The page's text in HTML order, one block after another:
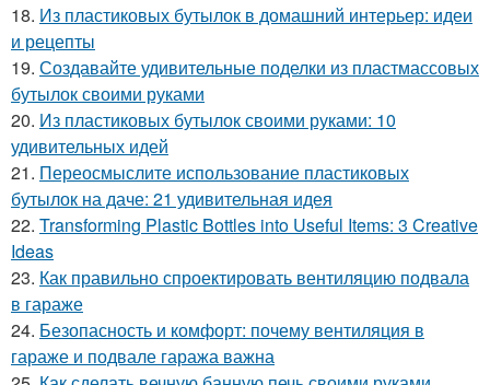
18. Из пластиковых бутылок в домашний интерьер: идеи
и рецепты
19. Создавайте удивительные поделки из пластмассовых
бутылок своими руками
20. Из пластиковых бутылок своими руками: 10
удивительных идей
21. Переосмыслите использование пластиковых
бутылок на даче: 21 удивительная идея
22. Transforming Plastic Bottles into Useful Items: 3 Creative
Ideas
23. Как правильно спроектировать вентиляцию подвала
в гараже
24. Безопасность и комфорт: почему вентиляция в
гараже и подвале гаража важна